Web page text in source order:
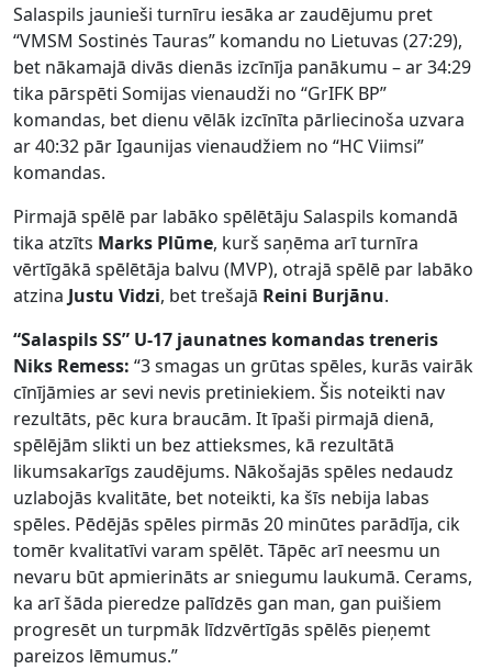
Salaspils jaunieši turnīru iesāka ar zaudējumu pret
“VMSM Sostinės Tauras” komandu no Lietuvas (27:29),
bet nākamajā divās dienās izcīnīja panākumu – ar 34:29
tika pārspēti Somijas vienaudži no “GrIFK BP”
komandas, bet dienu vēlāk izcīnīta pārliecinoša uzvara
ar 40:32 pār Igaunijas vienaudžiem no “HC Viimsi”
komandas.
Pirmajā spēlē par labāko spēlētāju Salaspils komandā
tika atzīts Marks Plūme, kurš saņēma arī turnīra
vērtīgākā spēlētāja balvu (MVP), otrajā spēlē par labāko
atzina Justu Vidzi, bet trešajā Reini Burjānu.
“Salaspils SS” U-17 jaunatnes komandas treneris
Niks Remess: “3 smagas un grūtas spēles, kurās vairāk
cīnījāmies ar sevi nevis pretiniekiem. Šis noteikti nav
rezultāts, pēc kura braucām. It īpaši pirmajā dienā,
spēlējām slikti un bez attieksmes, kā rezultātā
likumsakarīgs zaudējums. Nākošajās spēles nedaudz
uzlabojās kvalitāte, bet noteikti, ka šīs nebija labas
spēles. Pēdējās spēles pirmās 20 minūtes parādīja, cik
tomēr kvalitatīvi varam spēlēt. Tāpēc arī neesmu un
nevaru būt apmierināts ar sniegumu laukumā. Cerams,
ka arī šāda pieredze palīdzēs gan man, gan puišiem
progresēt un turpmāk līdzvērtīgās spēlēs pieņemt
pareizos lēmumus.”